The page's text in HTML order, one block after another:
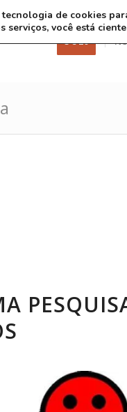
3 8 26
tecnologia de cookies
serviços, você está